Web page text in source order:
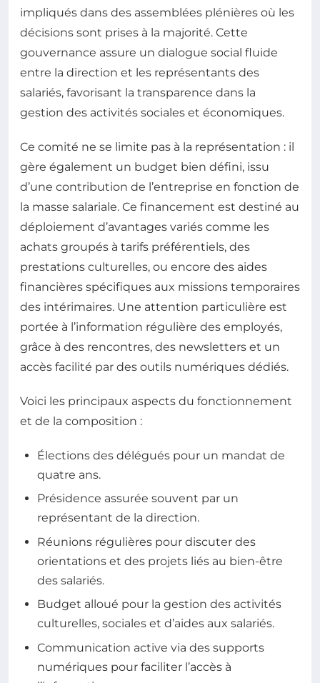
impliqués dans des assemblées plénières où les
décisions sont prises à la majorité. Cette
gouvernance assure un dialogue social fluide
entre la direction et les représentants des
salariés, favorisant la transparence dans la
gestion des activités sociales et économiques.
Ce comité ne se limite pas à la représentation : il
gère également un budget bien défini, issu
d’une contribution de l’entreprise en fonction de
la masse salariale. Ce financement est destiné au
déploiement d’avantages variés comme les
achats groupés à tarifs préférentiels, des
prestations culturelles, ou encore des aides
financières spécifiques aux missions temporaires
des intérimaires. Une attention particulière est
portée à l’information régulière des employés,
grâce à des rencontres, des newsletters et un
accès facilité par des outils numériques dédiés.
Voici les principaux aspects du fonctionnement
et de la composition :
Élections des délégués pour un mandat de
quatre ans.
Présidence assurée souvent par un
représentant de la direction.
Réunions régulières pour discuter des
orientations et des projets liés au bien-être
des salariés.
Budget alloué pour la gestion des activités
culturelles, sociales et d’aides aux salariés.
Communication active via des supports
numériques pour faciliter l’accès à